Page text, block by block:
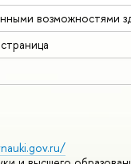
возможностями